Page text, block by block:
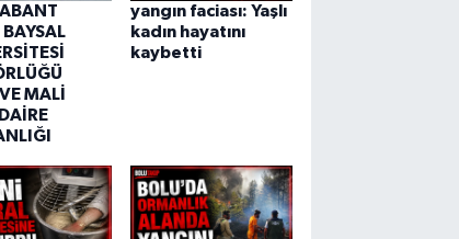
MALİ
yangın faciası: Yaşlı
kadın hayatını
kaybetti